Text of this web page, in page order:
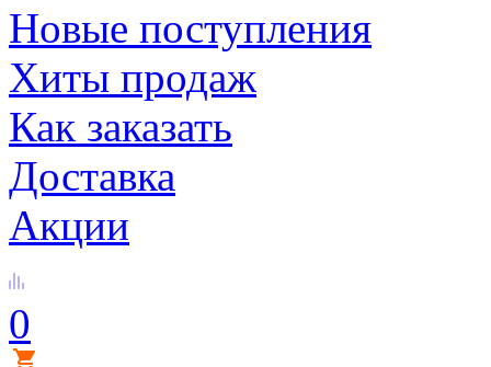
Новые поступления
Хиты продаж
Как заказать
Доставка
Акции
0